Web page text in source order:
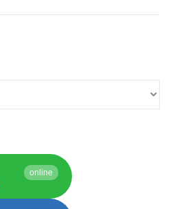
online